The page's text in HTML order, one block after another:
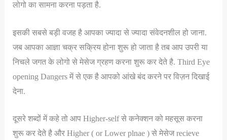
लोगो का सामना करना पड़ता है.
इसकी सबसे बड़ी वजह है आपका ज्यादा से ज्यादा संवेदनशील हो जाना.
जब आपका आज्ञा चक्र सक्रिय होना शुरू हो जाता है तब आप उपरी या
निचले जगत के लोगो से मेसेज ग्रहण करना शुरू कर देते है. Third Eye
opening Dangers में से एक है आपको आंखे बंद करने पर विज़न दिखाई
देना.
दूसरे शब्दों में कहे तो आप Higher-self से कनेक्शन को महसूस करना
शुरू कर देते है और Higher ( or Lower plnae ) से मेसेज recieve